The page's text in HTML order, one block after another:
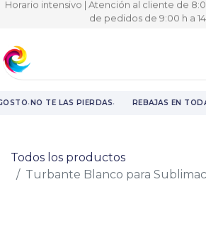
Horario intensivo | Atención al cliente de
de pedidos de 9:00 h a
·NO TE LAS PIERDAS· REBAJAS EN
Todos los productos
Turbante Blanco para